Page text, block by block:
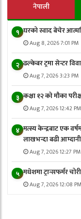
नेपाली
१ घरको स्वाद बेचेर
Aug 8, 2026 7:01 PM
२ ढल्केबर ट्रमा सेन्टर
Aug 7, 2026 3:23 PM
३ कक्षा १२ को मौका
Aug 7, 2026 12:42 PM
४ मत्स्य केन्द्रबाट एक
लाखभन्दा बढी आम्दानी
Aug 7, 2026 12:27 PM
५ मधेशमा ट्रान्सफर्मर
Aug 7, 2026 12:08 PM